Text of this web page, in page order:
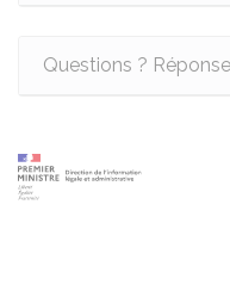
Questions ?